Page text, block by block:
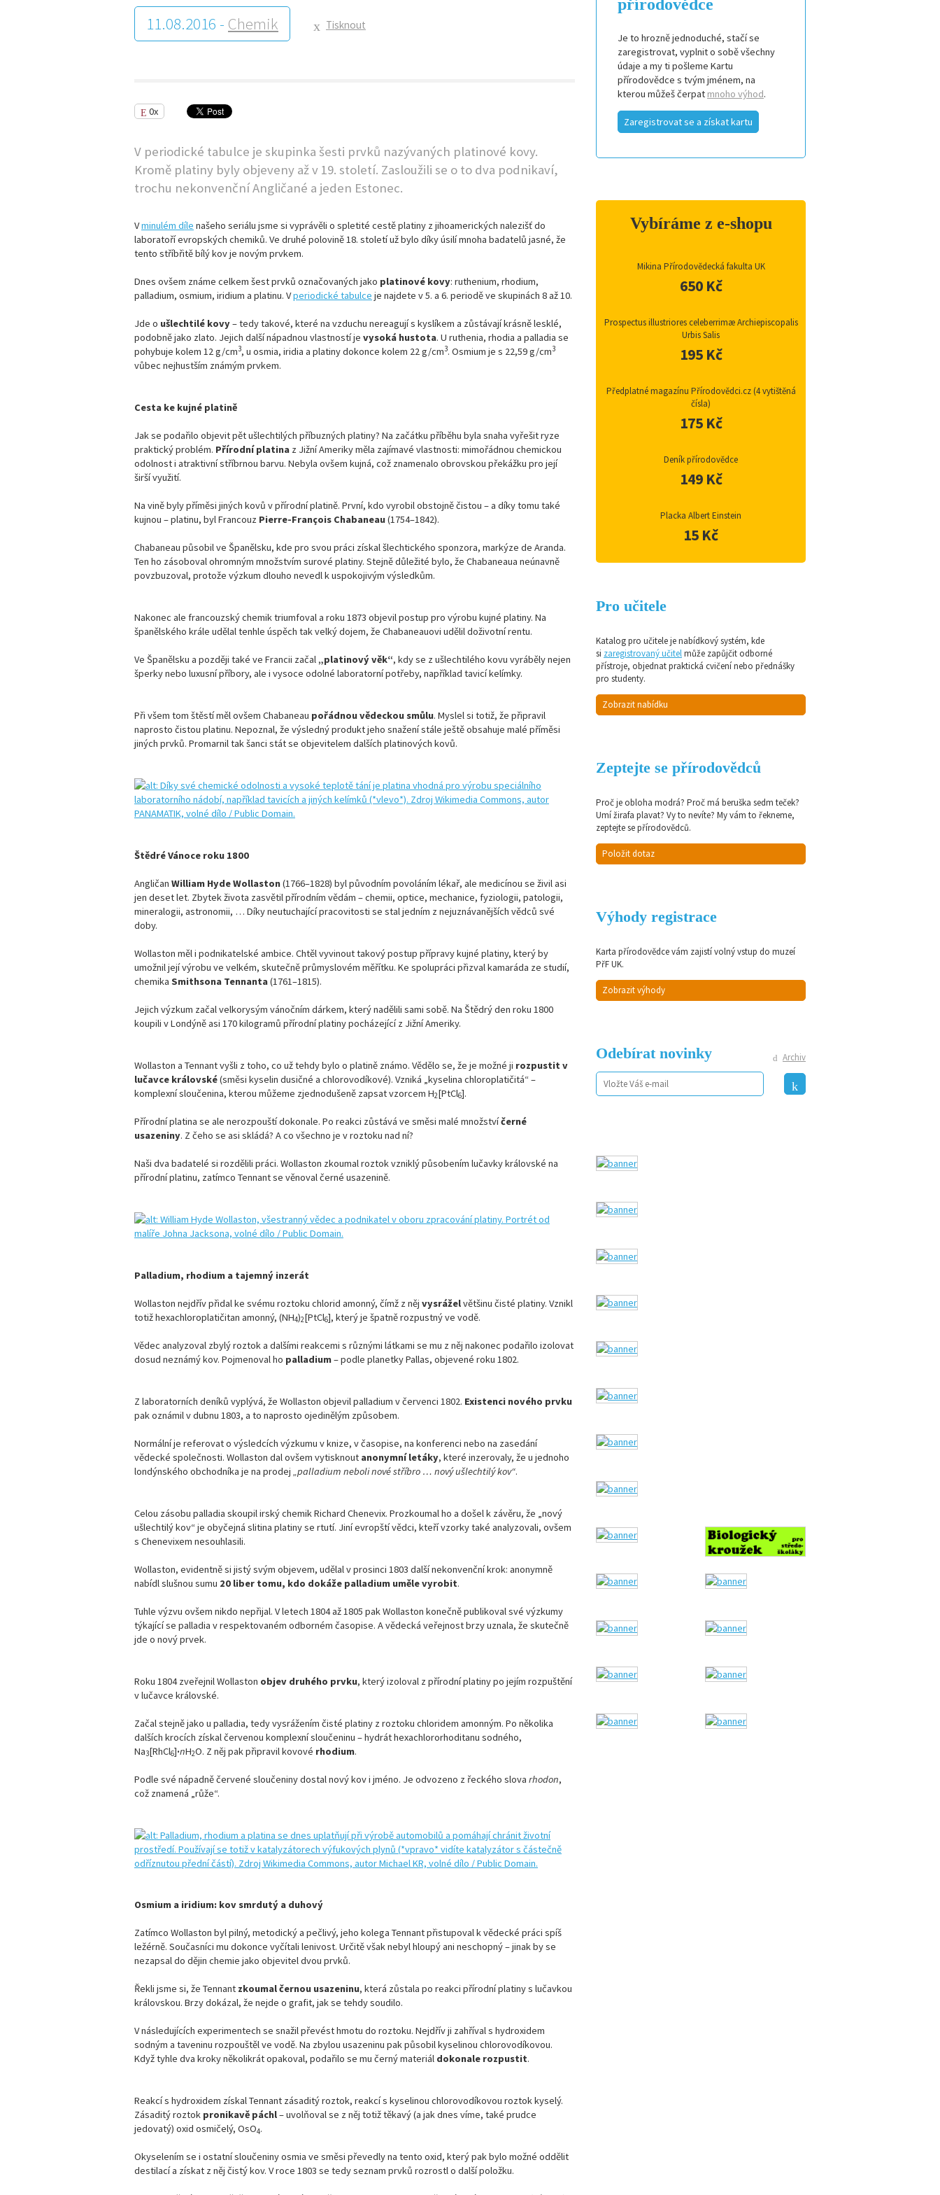
11.08.2016 - Chemik Tisknout
0x
V periodické tabulce je skupinka šesti prvků nazývaných platinové kovy.
Kromě platiny byly objeveny až v 19. století. Zasloužili se o to dva podnikaví,
trochu nekonvenční Angličané a jeden Estonec.
Vminulém díle našeho seriálu jsme si vyprávěli o spletité cestě platiny z jihoamerických nalezišť do
laboratoří evropských chemiků. Ve druhé polovině 18. století už bylo díky úsilí mnoha badatelů jasné, že
tento stříbřitě bílý kov je novým prvkem.
Dnes ovšem známe celkem šest prvků označovaných jako platinové kovy: ruthenium, rhodium,
palladium, osmium, iridium a platinu. Vperiodické tabulce je najdete v 5. a 6. periodě ve skupinách 8 až 10.
Jde o ušlechtilé kovy– tedy takové, které na vzduchu nereagují s kyslíkem a zůstávají krásně lesklé,
podobně jako zlato. Jejich další nápadnou vlastností je vysoká hustota. U ruthenia, rhodia a palladia se
pohybuje kolem 12 g/cm3, u osmia, iridia a platiny dokonce kolem 22 g/cm3. Osmium je s 22,59 g/cm3
vůbec nejhustším známým prvkem.
Cesta ke kujné platině
Jak se podařilo objevit pět ušlechtilých příbuzných platiny? Na začátku příběhu byla snaha vyřešit ryze
praktický problém. Přírodní platina z Jižní Ameriky měla zajímavé vlastnosti: mimořádnou chemickou
odolnost i atraktivní stříbrnou barvu. Nebyla ovšem kujná, což znamenalo obrovskou překážku pro její
širší využití.
Na vině byly příměsi jiných kovů v přírodní platině. První, kdo vyrobil obstojně čistou – a díky tomu také
kujnou – platinu, byl Francouz Pierre-François Chabaneau(1754–1842).
Chabaneau působil ve Španělsku, kde pro svou práci získal šlechtického sponzora, markýze de Aranda.
Ten ho zásoboval ohromným množstvím surové platiny. Stejně důležité bylo, že Chabaneaua neúnavně
povzbuzoval, protože výzkum dlouho nevedl k uspokojivým výsledkům.
Nakonec ale francouzský chemik triumfoval a roku 1873 objevil postup pro výrobu kujné platiny. Na
španělského krále udělal tenhle úspěch tak velký dojem, že Chabaneauovi udělil doživotní rentu.
Ve Španělsku a později také ve Francii začal„platinový věk“, kdy se z ušlechtilého kovu vyráběly nejen
šperky nebo luxusní příbory, ale i vysoce odolné laboratorní potřeby, například tavicí kelímky.
Při všem tom štěstí měl ovšem Chabaneau pořádnou vědeckou smůlu. Myslel si totiž, že připravil
naprosto čistou platinu. Nepoznal, že výsledný produkt jeho snažení stále ještě obsahuje malé příměsi
jiných prvků. Promarnil tak šanci stát se objevitelem dalších platinových kovů.
Štědré Vánoce roku 1800
Angličan William Hyde Wollaston(1766–1828) byl původním povoláním lékař, ale medicínou se živil asi
jen deset let. Zbytek života zasvětil přírodním vědám – chemii, optice, mechanice, fyziologii, patologii,
mineralogii, astronomii, … Díky neutuchající pracovitosti se stal jedním z nejuznávanějších vědců své
doby.
Wollaston měl i podnikatelské ambice. Chtěl vyvinout takový postup přípravy kujné platiny, který by
umožnil její výrobu ve velkém, skutečně průmyslovém měřítku. Ke spolupráci přizval kamaráda ze studií,
chemika Smithsona Tennanta(1761–1815).
Jejich výzkum začal velkorysým vánočním dárkem, který nadělili sami sobě. Na Štědrý den roku 1800
koupili v Londýně asi 170 kilogramů přírodní platiny pocházející z Jižní Ameriky.
Wollaston a Tennant vyšli z toho, co už tehdy bylo o platině známo. Vědělo se, že je možné ji rozpustit v
lučavce královské(směsi kyselin dusičné a chlorovodíkové). Vzniká „kyselina chloroplatičitá“ –
komplexní sloučenina, kterou můžeme zjednodušeně zapsat vzorcem H2[PtCl6].
Přírodní platina se ale nerozpouští dokonale. Po reakci zůstává ve směsi malé množstvíčerné
usazeniny. Z čeho se asi skládá? A co všechno je v roztoku nad ní?
Naši dva badatelé si rozdělili práci. Wollaston zkoumal roztok vzniklý působením lučavky královské na
přírodní platinu, zatímco Tennant se věnoval černé usazenině.
Palladium, rhodium a tajemný inzerát
Wollaston nejdřív přidal ke svému roztoku chlorid amonný, čímž z něj vysráželvětšinu čisté platiny. Vznikl
totiž hexachloroplatičitan amonný, (NH4)2[PtCl6], který je špatně rozpustný ve vodě.
Vědec analyzoval zbylý roztok a dalšími reakcemi s různými látkami se mu z něj nakonec podařilo izolovat
dosud neznámý kov. Pojmenoval ho palladium– podle planetky Pallas, objevené roku 1802.
Z laboratorních deníků vyplývá, že Wollaston objevil palladium v červenci 1802. Existenci nového prvku
pak oznámil v dubnu 1803, a to naprosto ojedinělým způsobem.
Normální je referovat o výsledcích výzkumu v knize, v časopise, na konferenci nebo na zasedání
vědecké společnosti. Wollaston dal ovšem vytisknout anonymní letáky, které inzerovaly, že u jednoho
londýnského obchodníka je na prodej „palladium neboli nové stříbro … nový ušlechtilý kov“.
Celou zásobu palladia skoupil irský chemik Richard Chenevix. Prozkoumal ho a došel k závěru, že „nový
ušlechtilý kov“ je obyčejná slitina platiny se rtutí. Jiní evropští vědci, kteří vzorky také analyzovali, ovšem
s Chenevixem nesouhlasili.
Wollaston, evidentně si jistý svým objevem, udělal v prosinci 1803 další nekonvenční krok: anonymně
nabídl slušnou sumu 20 liber tomu, kdo dokáže palladium uměle vyrobit.
Tuhle výzvu ovšem nikdo nepřijal. V letech 1804 až 1805 pak Wollaston konečně publikoval své výzkumy
týkající se palladia v respektovaném odborném časopise. A vědecká veřejnost brzy uznala, že skutečně
jde o nový prvek.
Roku 1804 zveřejnil Wollaston objev druhého prvku, který izoloval z přírodní platiny po jejím rozpuštění
v lučavce královské.
Začal stejně jako u palladia, tedy vysrážením čisté platiny z roztoku chloridem amonným. Po několika
dalších krocích získal červenou komplexní sloučeninu – hydrát hexachlororhoditanu sodného,
Na3[RhCl6]·nH2O. Z něj pak připravil kovové rhodium.
Podle své nápadně červené sloučeniny dostal nový kov i jméno. Je odvozeno z řeckého slova rhodon,
což znamená „růže“.
Osmium a iridium: kov smrdutý a duhový
Zatímco Wollaston byl pilný, metodický a pečlivý, jeho kolega Tennant přistupoval k vědecké práci spíš
ležérně. Současníci mu dokonce vyčítali lenivost. Určitě však nebyl hloupý ani neschopný – jinak by se
nezapsal do dějin chemie jako objevitel dvou prvků.
Řekli jsme si, že Tennant zkoumal černou usazeninu, která zůstala po reakci přírodní platiny s lučavkou
královskou. Brzy dokázal, že nejde o grafit, jak se tehdy soudilo.
V následujících experimentech se snažil převést hmotu do roztoku. Nejdřív ji zahříval s hydroxidem
sodným a taveninu rozpouštěl ve vodě. Na zbylou usazeninu pak působil kyselinou chlorovodíkovou.
Když tyhle dva kroky několikrát opakoval, podařilo se mu černý materiál dokonale rozpustit.
Reakcí s hydroxidem získal Tennant zásaditý roztok, reakcí s kyselinou chlorovodíkovou roztok kyselý.
Zásaditý roztok pronikavě páchl– uvolňoval se z něj totiž těkavý (a jak dnes víme, také prudce
jedovatý) oxid osmičelý, OsO4.
Okyselením se i ostatní sloučeniny osmia ve směsi převedly na tento oxid, který pak bylo možné oddělit
destilací a získat z něj čistý kov. V roce 1803 se tedy seznam prvků rozrostl o další položku.
přírodovědce
Je to hrozně jednoduché, stačí se
zaregistrovat, vyplnit o sobě všechny
údaje a my ti pošleme Kartu
přírodovědce s tvým jménem, na
kterou můžeš čerpat mnoho výhod.
Zaregistrovat se a získat kartu
Vybíráme z e-shopu
Mikina Přírodovědecká fakulta UK
650 Kč
Prospectus illustriores celeberrimæ Archiepiscopalis
Urbis Salis
195 Kč
Předplatné magazínu Přírodovědci.cz (4 vytištěná
čísla)
175 Kč
Deník přírodovědce
149 Kč
Placka Albert Einstein
15 Kč
Pro učitele
Katalog pro učitele je nabídkový systém, kde
si zaregistrovaný učitelmůže zapůjčit odborné
přístroje, objednat praktická cvičení nebo přednášky
pro studenty.
Zobrazit nabídku
Zeptejte se přírodovědců
Proč je obloha modrá? Proč má beruška sedm teček?
Umí žirafa plavat? Vy to nevíte? My vám to řekneme,
zeptejte se přírodovědců.
Položit dotaz
Výhody registrace
Karta přírodovědce vám zajistí volný vstup do muzeí
PřF UK.
Zobrazit výhody
Archiv
Odebírat novinky